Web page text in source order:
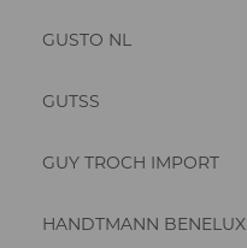
GUSTO NL
GUTSS
GUY TROCH IMPORT
HANDTMANN BENELUX